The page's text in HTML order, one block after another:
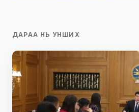
ДАРАА НЬ УНШИХ